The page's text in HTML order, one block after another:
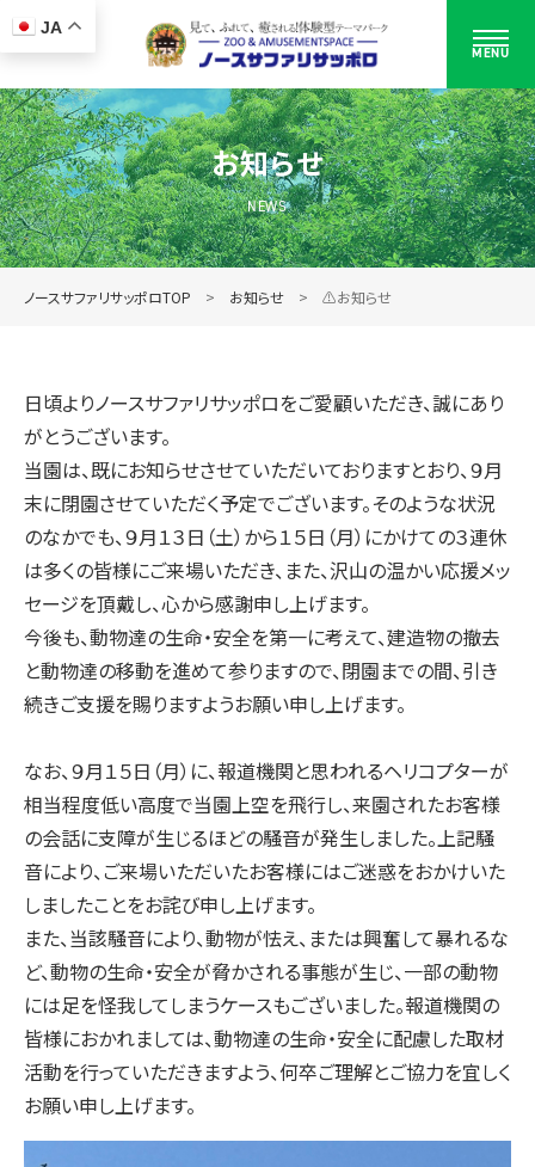
JA
MENU
お知らせ
NEWS
ノースサファリサッポロTOP お知らせ ⚠️お知らせ
日頃よりノースサファリサッポロをご愛顧いただき、誠にあり
がとうございます。
当園は、既にお知らせさせていただいておりますとおり、９月
末に閉園させていただく予定でございます。そのような状況
のなかでも、９月１３日（土）から１５日（月）にかけての３連休
は多くの皆様にご来場いただき、また、沢山の温かい応援メッ
セージを頂戴し、心から感謝申し上げます。
今後も、動物達の生命・安全を第一に考えて、建造物の撤去
と動物達の移動を進めて参りますので、閉園までの間、引き
続きご支援を賜りますようお願い申し上げます。
なお、９月１５日（月）に、報道機関と思われるヘリコプターが
相当程度低い高度で当園上空を飛行し、来園されたお客様
の会話に支障が生じるほどの騒音が発生しました。上記騒
音により、ご来場いただいたお客様にはご迷惑をおかけいた
しましたことをお詫び申し上げます。
また、当該騒音により、動物が怯え、または興奮して暴れるな
ど、動物の生命・安全が脅かされる事態が生じ、一部の動物
には足を怪我してしまうケースもございました。報道機関の
皆様におかれましては、動物達の生命・安全に配慮した取材
活動を行っていただきますよう、何卒ご理解とご協力を宜しく
お願い申し上げます。